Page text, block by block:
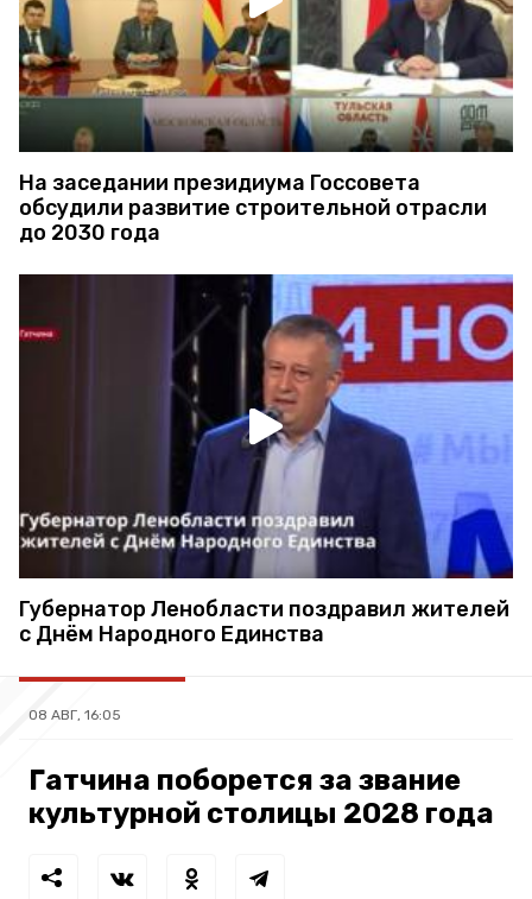
На заседании президиума Госсовета
обсудили развитие строительной отрасли
до 2030 года
Губернатор Ленобласти поздравил жителей
с Днём Народного Единства
08 АВГ, 16:05
Гатчина поборется за звание
культурной столицы 2028 года